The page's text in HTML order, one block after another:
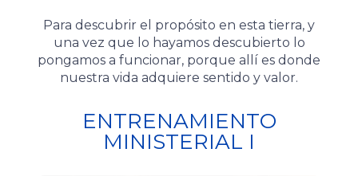
Para descubrir el propósito en esta tierra, y
una vez que lo hayamos descubierto lo
pongamos a funcionar, porque allí es donde
nuestra vida adquiere sentido y valor.
ENTRENAMIENTO
MINISTERIAL I